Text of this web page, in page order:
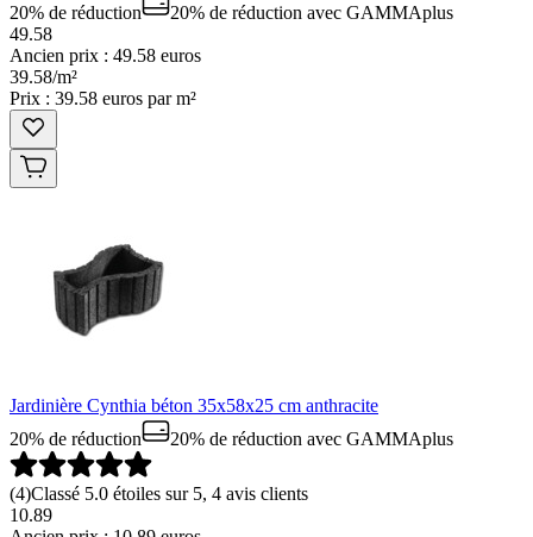
20% de réduction
20% de réduction avec GAMMAplus
49.58
Ancien prix : 49.58 euros
39.58/m²
Prix : 39.58 euros par m²
Jardinière Cynthia béton 35x58x25 cm anthracite
20% de réduction
20% de réduction avec GAMMAplus
(4)Classé 5.0 étoiles sur 5, 4 avis clients
10.89